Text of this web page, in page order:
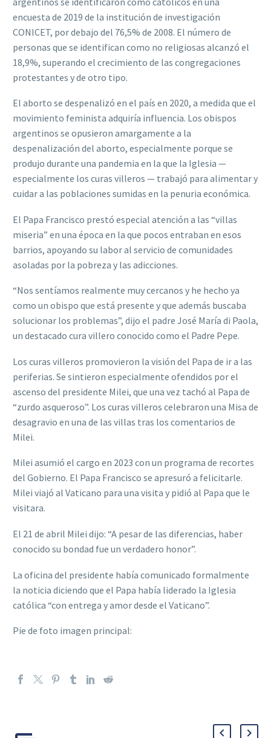
encuesta de 2019 de la institución de investigación
CONICET, por debajo del 76,5% de 2008. El número de
personas que se identifican como no religiosas alcanzó el
18,9%, superando el crecimiento de las congregaciones
protestantes y de otro tipo.
El aborto se despenalizó en el país en 2020, a medida que el
movimiento feminista adquiría influencia. Los obispos
argentinos se opusieron amargamente a la
despenalización del aborto, especialmente porque se
produjo durante una pandemia en la que la Iglesia —
especialmente los curas villeros — trabajó para alimentar y
cuidar a las poblaciones sumidas en la penuria económica.
El Papa Francisco prestó especial atención a las “villas
miseria” en una época en la que pocos entraban en esos
barrios, apoyando su labor al servicio de comunidades
asoladas por la pobreza y las adicciones.
“Nos sentíamos realmente muy cercanos y he hecho ya
como un obispo que está presente y que además buscaba
solucionar los problemas”, dijo el padre José María di Paola,
un destacado cura villero conocido como el Padre Pepe.
Los curas villeros promovieron la visión del Papa de ir a las
periferias. Se sintieron especialmente ofendidos por el
ascenso del presidente Milei, que una vez tachó al Papa de
“zurdo asqueroso”. Los curas villeros celebraron una Misa de
desagravio en una de las villas tras los comentarios de
Milei.
Milei asumió el cargo en 2023 con un programa de recortes
del Gobierno. El Papa Francisco se apresuró a felicitarle.
Milei viajó al Vaticano para una visita y pidió al Papa que le
visitara.
El 21 de abril Milei dijo: “A pesar de las diferencias, haber
conocido su bondad fue un verdadero honor”.
La oficina del presidente había comunicado formalmente
la noticia diciendo que el Papa había liderado la Iglesia
católica “con entrega y amor desde el Vaticano”.
Pie de foto imagen principal: